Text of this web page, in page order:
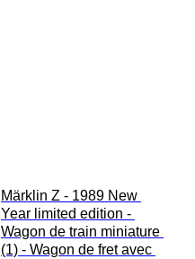
Märklin Z - 1989 New
Year limited edition -
Wagon de train miniature
(1) - Wagon de fret avec